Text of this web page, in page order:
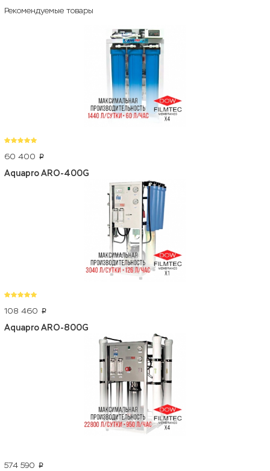
Рекомендуемые товары
60 400 p
Aquapro ARO-400G
108 460 p
Aquapro ARO-800G
574 590 p